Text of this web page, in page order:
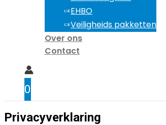
EHBO
Veiligheids pakketten
Over ons
Contact
0
Privacyverklaring